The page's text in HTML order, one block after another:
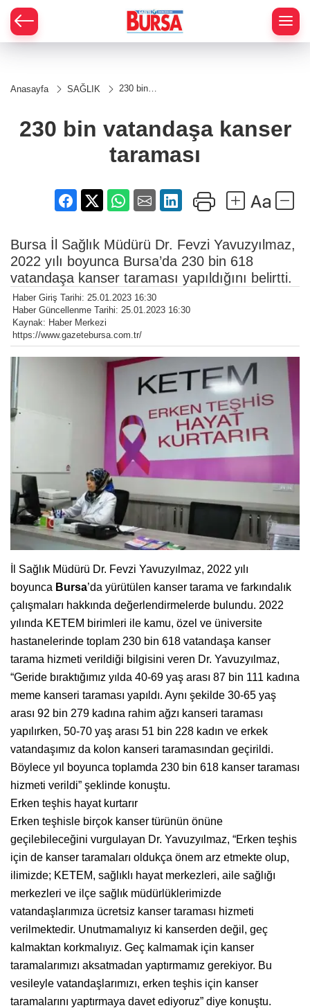
Anasayfa SAĞLIK
230 bin
taraması
230 bin vatandaşa kanser
taraması
Bursa İl Sağlık Müdürü Dr. Fevzi Yavuzyılmaz,
2022 yılı boyunca Bursa’da 230 bin 618
vatandaşa kanser taraması yapıldığını belirtti.
Haber Giriş Tarihi: 25.01.2023 16:30
Haber Güncellenme Tarihi: 25.01.2023 16:30
Kaynak: Haber Merkezi
https://www.gazetebursa.com.tr/
İl Sağlık Müdürü Dr. Fevzi Yavuzyılmaz, 2022 yılı
boyunca Bursa’da yürütülen kanser tarama ve farkındalık
çalışmaları hakkında değerlendirmelerde bulundu. 2022
yılında KETEM birimleri ile kamu, özel ve üniversite
hastanelerinde toplam 230 bin 618 vatandaşa kanser
tarama hizmeti verildiği bilgisini veren Dr. Yavuzyılmaz,
“Geride bıraktığımız yılda 40-69 yaş arası 87 bin 111 kadına
meme kanseri taraması yapıldı. Aynı şekilde 30-65 yaş
arası 92 bin 279 kadına rahim ağzı kanseri taraması
yapılırken, 50-70 yaş arası 51 bin 228 kadın ve erkek
vatandaşımız da kolon kanseri taramasından geçirildi.
Böylece yıl boyunca toplamda 230 bin 618 kanser taraması
hizmeti verildi” şeklinde konuştu.
Erken teşhis hayat kurtarır
Erken teşhisle birçok kanser türünün önüne
geçilebileceğini vurgulayan Dr. Yavuzyılmaz, “Erken teşhis
için de kanser taramaları oldukça önem arz etmekte olup,
ilimizde; KETEM, sağlıklı hayat merkezleri, aile sağlığı
merkezleri ve ilçe sağlık müdürlüklerimizde
vatandaşlarımıza ücretsiz kanser taraması hizmeti
verilmektedir. Unutmamalıyız ki kanserden değil, geç
kalmaktan korkmalıyız. Geç kalmamak için kanser
taramalarımızı aksatmadan yaptırmamız gerekiyor. Bu
vesileyle vatandaşlarımızı, erken teşhis için kanser
taramalarını yaptırmaya davet ediyoruz” diye konuştu.